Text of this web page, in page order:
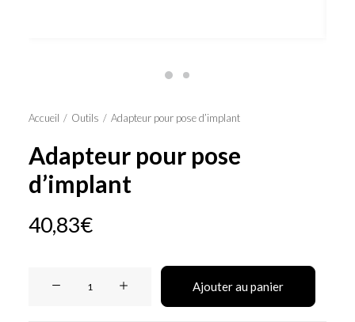
Accueil Outils Adapteur pour pose d’implant
Adapteur pour pose
d’implant
40,83€
Ajouter au panier